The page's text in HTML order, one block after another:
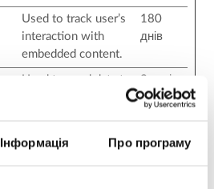
Інформація Про програму
Used to track user’s
interaction with
embedded content.
180
днів
Used to send data to
Tracks the visitor
2 років